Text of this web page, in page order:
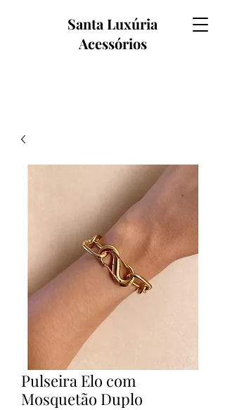
Santa Luxúria
Acessórios
Pulseira Elo com
Mosquetão Duplo